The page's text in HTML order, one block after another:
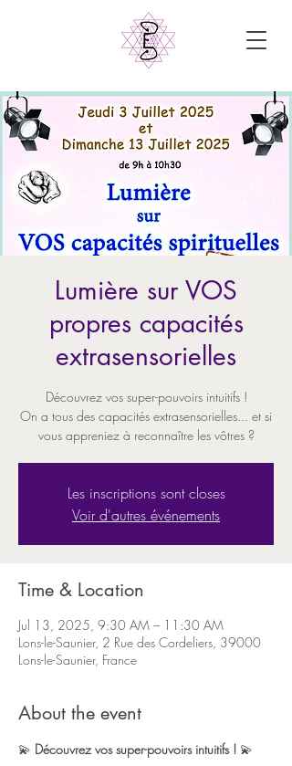
Lumière sur VOS
propres capacités
extrasensorielles
Découvrez vos super-pouvoirs intuitifs !
On a tous des capacités extrasensorielles... et si
Les inscriptions sont closes
Voir d'autres événements
Time & Location
Jul 13, 2025, 9:30 AM – 11:30 AM
Lons-le-Saunier, 2 Rue des Cordeliers, 39000
Lons-le-Saunier, France
About the event
💫 Découvrez vos super-pouvoirs intuitifs ! 💫